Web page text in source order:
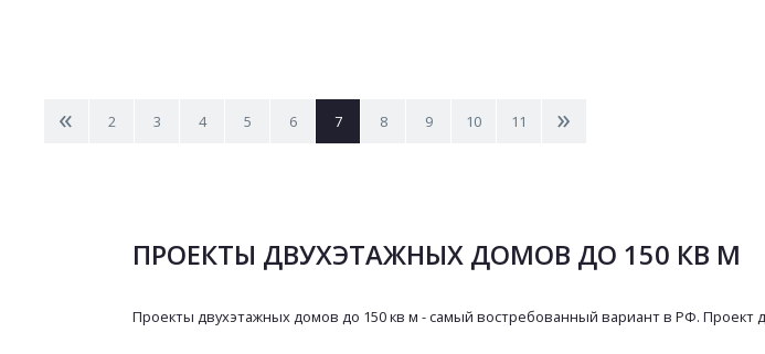
< 2 3 4 5 6 7 8 9 10 11 >
ПРОЕКТЫ ДВУХЭТАЖНЫХ ДОМОВ ДО 150 КВ М
Проекты двухэтажных домов до 150 кв м - самый востребованный вариант в РФ. Проект